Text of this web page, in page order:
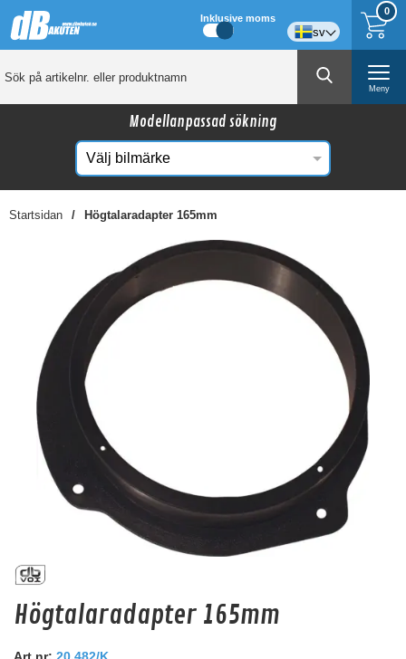
0
Inklusive moms
sv
Meny
Modellanpassad sökning
Startsidan Högtalaradapter 165mm
Kanske någon av dessa produkter kan intressera
Högtalaradapter 6,5"
165mm
Hos leverantör 3+ dagar
Högtalaradapter 165mm